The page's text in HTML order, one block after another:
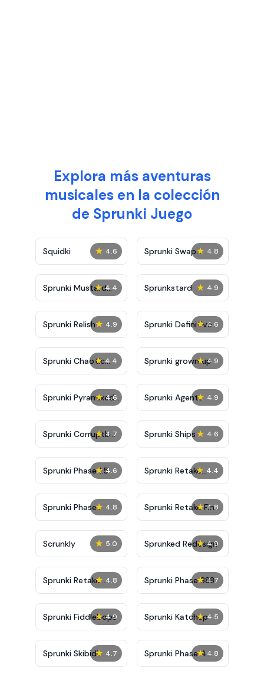
Explora más aventuras
musicales en la colección
de Sprunki Juego
★ 4.6
Squidki ★ 4.8
Sprunki Swap
Showcase
★ 4.4
Sprunki Mustard
Phase 2
★ 4.9
Sprunkstard
★ 4.9
Sprunki Relish ★ 4.6
Sprunki Definitive
Phase 7
★ 4.4
Sprunki Chaotic
Good
★ 4.9
Sprunki grown up
★ 4.6
Sprunki Pyramixed
0.9
★ 4.9
Sprunki Agents
★ 4.7
Sprunki Corruptbox
5
★ 4.6
Sprunki Ships
★ 4.6
Sprunki Phase 1.5 ★ 4.4
Sprunki Retake
Bonus
★ 4.8
Sprunki Phase
10000
★ 4.8
Sprunki Retake Final
Update
★ 5.0
Scrunkly ★ 4.9
Sprunked Redesign
★ 4.8
Sprunki Retake
Deluxe
★ 4.7
Sprunki Phase 888
★ 4.9
Sprunki Fiddlebops ★ 4.5
Sprunki Katchup
★ 4.7
Sprunki Skibidi
Toilet
★ 4.8
Sprunki Phase 4
Definitive